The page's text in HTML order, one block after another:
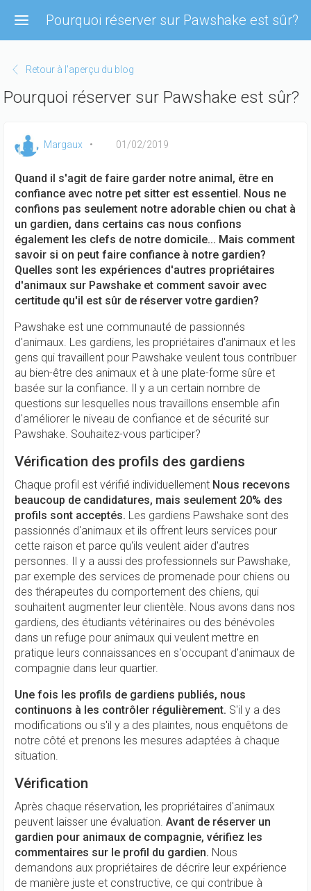
contenu
Pourquoi réserver sur Pawshake est sûr?
Retour à l'aperçu du blog
Pourquoi réserver sur Pawshake est sûr?
Margaux 01/02/2019
Quand il s'agit de faire garder notre animal, être en
confiance avec notre pet sitter est essentiel. Nous ne
confions pas seulement notre adorable chien ou chat à
un gardien, dans certains cas nous confions
également les clefs de notre domicile... Mais comment
savoir si on peut faire confiance à notre gardien?
Quelles sont les expériences d'autres propriétaires
d'animaux sur Pawshake et comment savoir avec
certitude qu'il est sûr de réserver votre gardien?
Pawshake est une communauté de passionnés
d'animaux. Les gardiens, les propriétaires d'animaux et les
gens qui travaillent pour Pawshake veulent tous contribuer
au bien-être des animaux et à une plate-forme sûre et
basée sur la confiance. Il y a un certain nombre de
questions sur lesquelles nous travaillons ensemble afin
d'améliorer le niveau de confiance et de sécurité sur
Pawshake. Souhaitez-vous participer?
Vérification des profils des gardiens
Chaque profil est vérifié individuellement Nous recevons
beaucoup de candidatures, mais seulement 20% des
profils sont acceptés. Les gardiens Pawshake sont des
passionnés d'animaux et ils offrent leurs services pour
cette raison et parce qu'ils veulent aider d'autres
personnes. Il y a aussi des professionnels sur Pawshake,
par exemple des services de promenade pour chiens ou
des thérapeutes du comportement des chiens, qui
souhaitent augmenter leur clientèle. Nous avons dans nos
gardiens, des étudiants vétérinaires ou des bénévoles
dans un refuge pour animaux qui veulent mettre en
pratique leurs connaissances en s'occupant d'animaux de
compagnie dans leur quartier.
Une fois les profils de gardiens publiés, nous
continuons à les contrôler régulièrement. S'il y a des
modifications ou s'il y a des plaintes, nous enquêtons de
notre côté et prenons les mesures adaptées à chaque
situation.
Vérification
Après chaque réservation, les propriétaires d'animaux
peuvent laisser une évaluation. Avant de réserver un
gardien pour animaux de compagnie, vérifiez les
commentaires sur le profil du gardien. Nous
demandons aux propriétaires de décrire leur expérience
de manière juste et constructive, ce qui contribue à